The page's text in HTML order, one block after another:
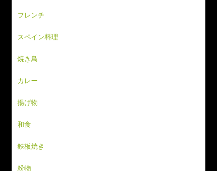
フレンチ
スペイン料理
焼き鳥
カレー
揚げ物
和食
鉄板焼き
粉物